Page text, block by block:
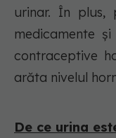
urinar. În plus,
medicamente
contraceptive
arăta nivelul
De ce urina